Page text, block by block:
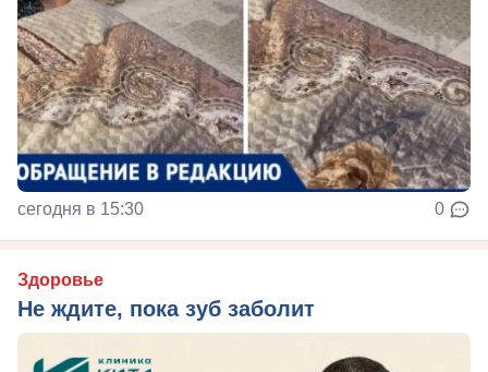
сегодня в 15:30 0
Здоровье
Не ждите, пока зуб заболит